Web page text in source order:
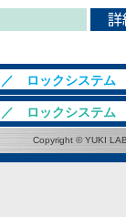
ロックシステム
ロックシステム
Copyright © YUKI